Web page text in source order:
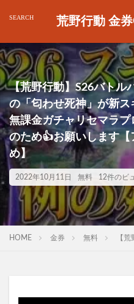
荒野行動 金
【荒野行動】S26バト
の「匂わせ死神」が新
無課金ガチャリセマラ
のため👍お願いします
め】
2022年10月11日 無料 12件のビ
HOME 金券 無料 【